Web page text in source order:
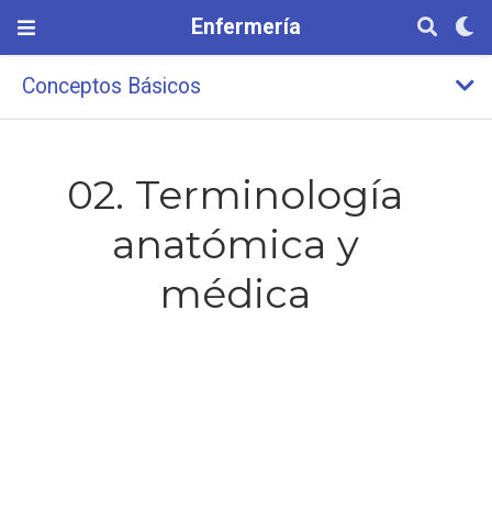
Enfermería
Conceptos Básicos
02. Terminología
anatómica y
médica